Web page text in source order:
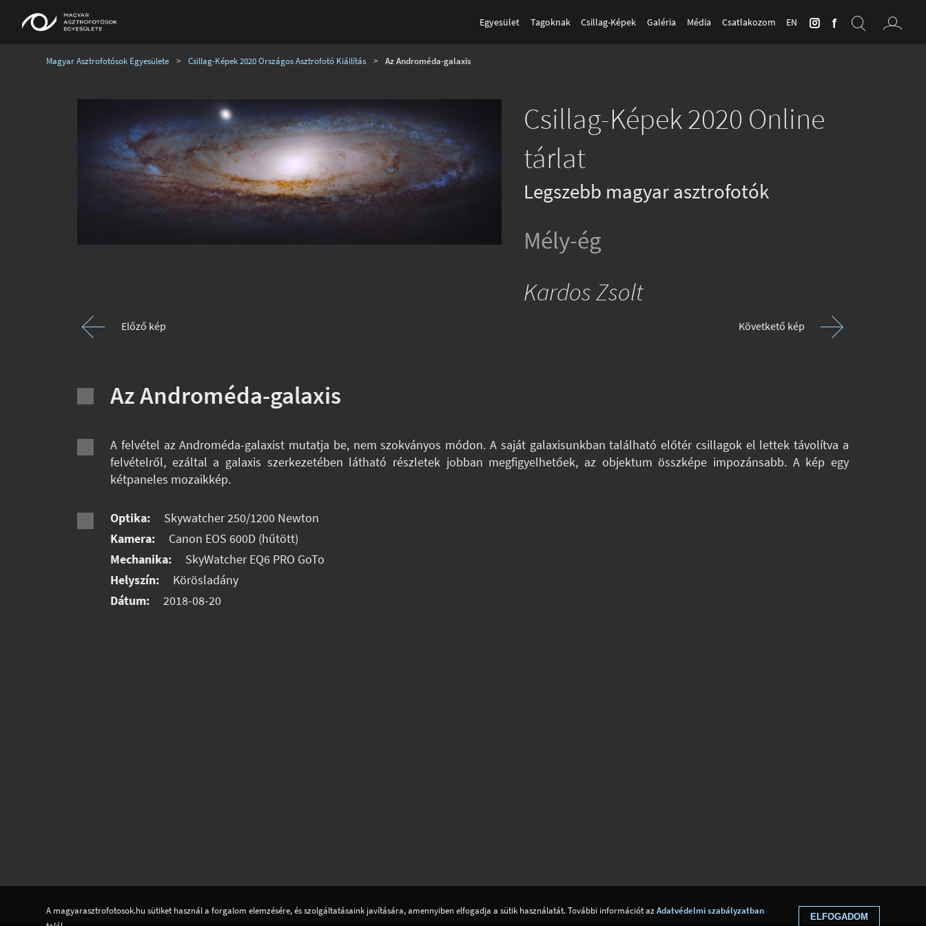
Egyesület Tagoknak Csillag-Képek Galéria Média Csatlakozom EN
Magyar Asztrofotósok Egyesülete > Csillag-Képek 2020 Országos Asztrofotó Kiállítás > Az Androméda-galaxis
Csillag-Képek 2020 Online
tárlat
Legszebb magyar asztrofotók
Mély-ég
Kardos Zsolt
Előző kép Követkető kép
Az Androméda-galaxis
A felvétel az Androméda-galaxist mutatja be, nem szokványos módon. A saját galaxisunkban található előtér csillagok el lettek távolítva a
felvételről, ezáltal a galaxis szerkezetében látható részletek jobban megfigyelhetőek, az objektum összképe impozánsabb. A kép egy
kétpaneles mozaikkép.
Optika:
Skywatcher 250/1200 Newton
Kamera:
Canon EOS 600D (hűtött)
Mechanika:
SkyWatcher EQ6 PRO GoTo
Helyszín:
Körösladány
Dátum:
2018-08-20
ELFOGADOM
A magyarasztrofotosok.hu sütiket használ a forgalom elemzésére, és szolgáltatásaink javítására, amennyiben elfogadja a sütik használatát. További információt azAdatvédelmi szabályzatban